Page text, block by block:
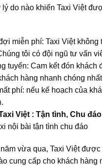
do nào khiến Taxi Việt
miễn phí: Taxi Việt không
tôi có đội ngũ tư vấn
tuyến: Cam kết đón khách
hàng nhanh chóng
phí: nếu kế hoạch của
Việt : Tận tình, Chu đáo
vừa qua, Taxi Việt
cung cấp cho khách hàng